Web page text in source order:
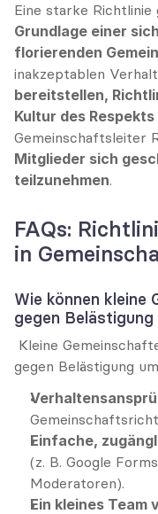
Eine starke Richtlinie
Grundlage einer
florierenden
inakzeptablen
bereitstellen,
Kultur des
Gemeinschaftsleiter
Mitglieder sich
teilzunehmen.
FAQs:
in
Wie können kleine
gegen
gegen Belästigung
Einfache,
(z. B. Google
Moderatoren).
Ein kleines Team